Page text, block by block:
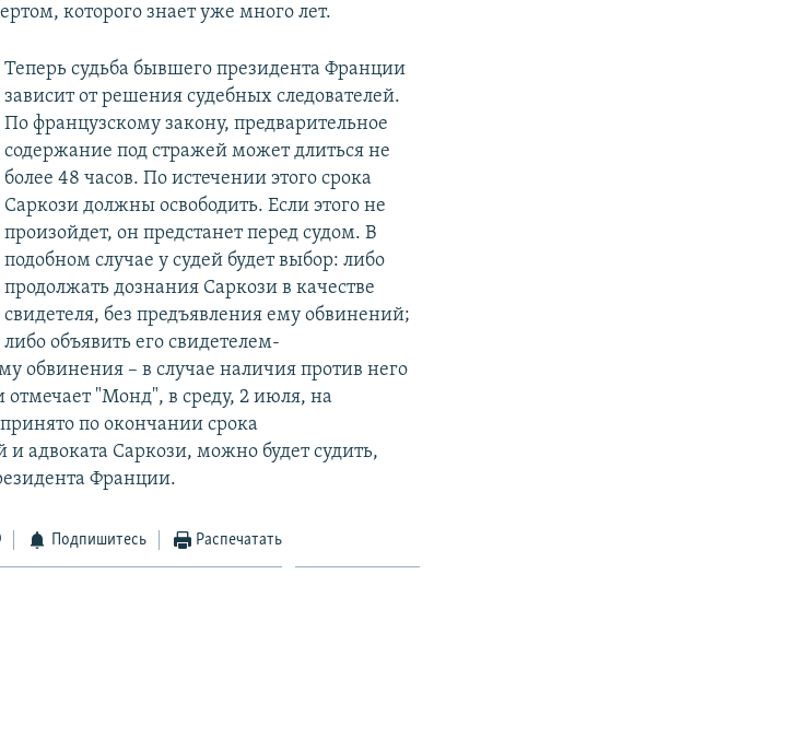
которого знает уже много лет.
Теперь судьба бывшего президента Франции
зависит от решения судебных следователей.
По французскому закону, предварительное
содержание под стражей может длиться не
более 48 часов. По истечении этого срока
Саркози должны освободить. Если этого не
произойдет, он предстанет перед судом. В
подобном случае у судей будет выбор: либо
продолжать дознания Саркози в качестве
свидетеля, без предъявления ему обвинений;
либо объявить его свидетелем-
обвинения – в случае наличия против него
"Монд", в среду, 2 июля, на
по окончании срока
и адвоката Саркози, можно будет судить,
Франции.
Подпишитесь Распечатать